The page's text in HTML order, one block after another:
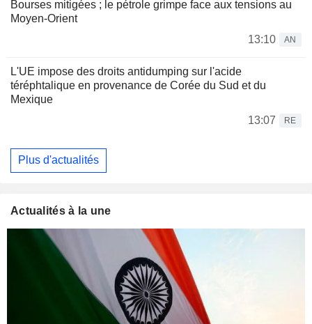
Bourses mitigées ; le pétrole grimpe face aux tensions au
Moyen-Orient
13:10
AN
L'UE impose des droits antidumping sur l'acide
téréphtalique en provenance de Corée du Sud et du
Mexique
13:07
RE
Plus d'actualités
Actualités à la une